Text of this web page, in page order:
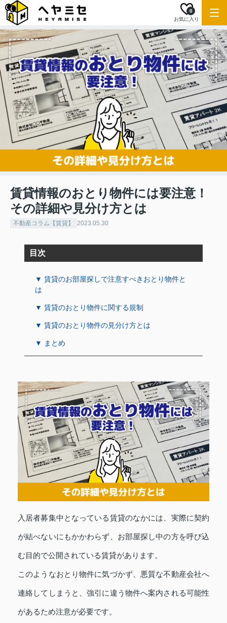
お気に入り
0
賃貸情報のおとり物件には要注意！
その詳細や見分け方とは
不動産コラム【賃貸】 2023.05.30
目次
▼ 賃貸のお部屋探しで注意すべきおとり物件と
は
▼ 賃貸のおとり物件に関する規制
▼ 賃貸のおとり物件の見分け方とは
▼ まとめ
入居者募集中となっている賃貸のなかには、実際に契約
が結べないにもかかわらず、お部屋探し中の方を呼び込
む目的で公開されている賃貸があります。
このようなおとり物件に気づかず、悪質な不動産会社へ
連絡してしまうと、強引に違う物件へ案内される可能性
があるため注意が必要です。